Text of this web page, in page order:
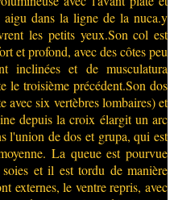
dans la ligne de la nuca.y
les petits yeux.Son col est
et profond, avec des côtes peu
inclinées et de musculatura
le troisième précédent.Son dos
avec six vertèbres lombaires) et
depuis la croix élargit un arc
l'union de dos et grupa, qui est
La queue est pourvue
et il est tordu de manière
externes, le ventre repris, avec